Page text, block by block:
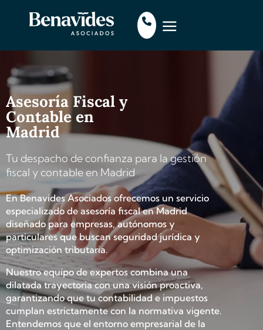
Asesoría Fiscal y
Contable en
Madrid
Tu despacho de confianza para la gestión
fiscal y contable en Madrid
En Benavides Asociados ofrecemos un servicio
especializado de asesoría fiscal en Madrid
diseñado para empresas, autónomos y
particulares que buscan seguridad jurídica y
optimización tributaria.
Nuestro equipo de expertos combina una
dilatada trayectoria con una visión proactiva,
garantizando que tu contabilidad e impuestos
cumplan estrictamente con la normativa vigente.
Entendemos que el entorno empresarial de la